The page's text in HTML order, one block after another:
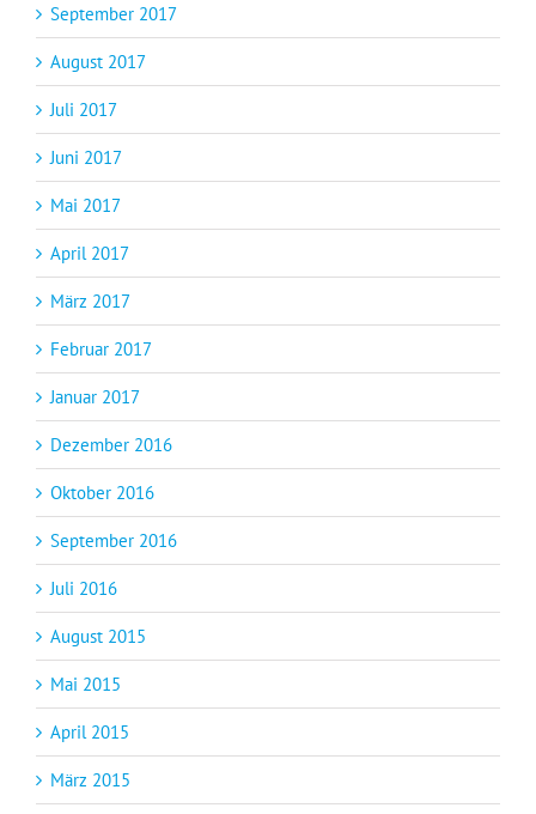
September 2017
August 2017
Juli 2017
Juni 2017
Mai 2017
April 2017
März 2017
Februar 2017
Januar 2017
Dezember 2016
Oktober 2016
September 2016
Juli 2016
August 2015
Mai 2015
April 2015
März 2015